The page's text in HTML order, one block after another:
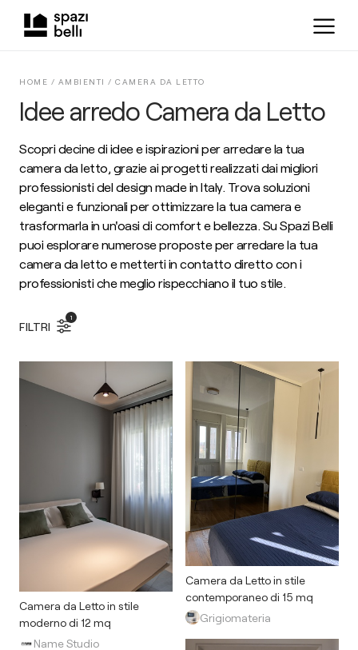
Idee arredo Camera da Letto
HOME / AMBIENTI / CAMERA DA LETTO
Scopri decine di idee e ispirazioni per arredare la tua
camera da letto, grazie ai progetti realizzati dai migliori
professionisti del design made in Italy. Trova soluzioni
eleganti e funzionali per ottimizzare la tua camera e
trasformarla in un'oasi di comfort e bellezza. Su Spazi Belli
puoi esplorare numerose proposte per arredare la tua
camera da letto e metterti in contatto diretto con i
professionisti che meglio rispecchiano il tuo stile.
FILTRI
1
Camera da Letto in stile
moderno di 12 mq
Name Studio
Camera da Letto in stile
contemporaneo di 15 mq
Grigiomateria